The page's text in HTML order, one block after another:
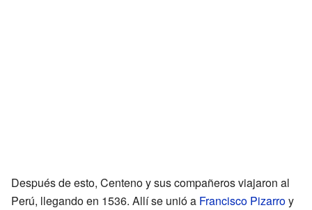
Después de esto, Centeno y sus compañeros viajaron al
Perú, llegando en 1536. Allí se unió a Francisco Pizarroy